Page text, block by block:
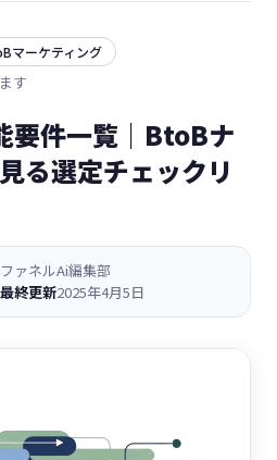
マーケティング
す
要件一覧｜BtoBナ
る選定チェックリ
ファネルAi編集部
最終更新2025年4月5日